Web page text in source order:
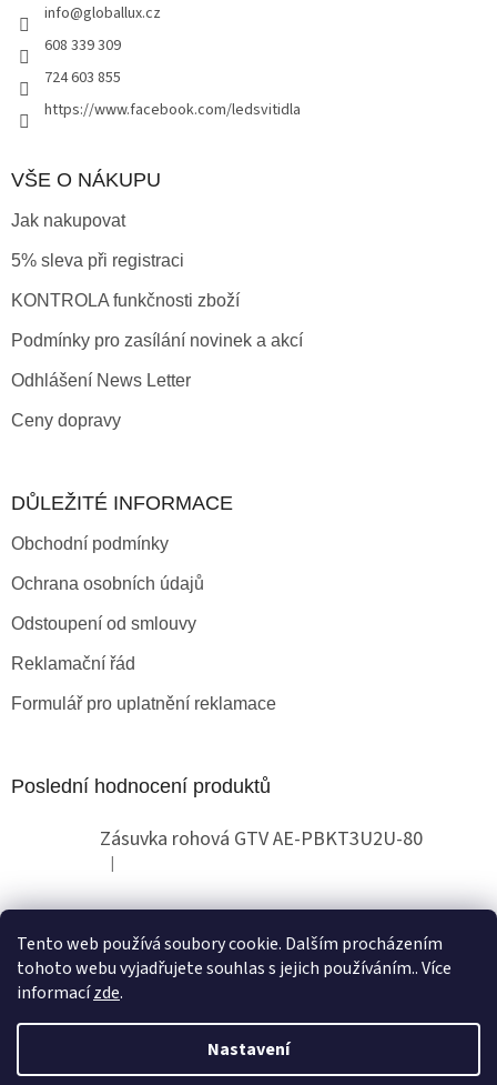
Tento web používá soubory cookie. Dalším procházením
tohoto webu vyjadřujete souhlas s jejich používáním.. Více
informacízde.
Nastavení
info@globallux.cz
608 339 309
724 603 855
https://www.facebook.com/ledsvitidla
VŠE O NÁKUPU
Jak nakupovat
5% sleva při registraci
KONTROLA funkčnosti zboží
Podmínky pro zasílání novinek a akcí
Odhlášení News Letter
Ceny dopravy
DŮLEŽITÉ INFORMACE
Obchodní podmínky
Ochrana osobních údajů
Odstoupení od smlouvy
Reklamační řád
Formulář pro uplatnění reklamace
Poslední hodnocení produktů
Zásuvka rohová GTV AE-PBKT3U2U-80
Hodnocení produktu je 2 z 5 hvězdiček.
|
Obchodní pokyny
Vytvořil Shoptet